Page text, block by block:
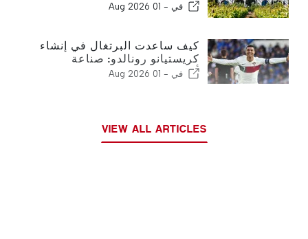
في - 01 Aug 2026
كيف ساعدت البرتغال في إنشاء
كريستيانو رونالدو: صناعة
أسطورة كرة القدم
في - 01 Aug 2026
VIEW ALL ARTICLES